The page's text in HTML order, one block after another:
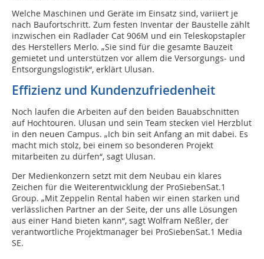
Welche Maschinen und Geräte im Einsatz sind, variiert je
nach Baufortschritt. Zum festen Inventar der Baustelle zählt
inzwischen ein Radlader Cat 906M und ein Teleskopstapler
des Herstellers Merlo. „Sie sind für die gesamte Bauzeit
gemietet und unterstützen vor allem die Versorgungs- und
Entsorgungslogistik“, erklärt Ulusan.
Effizienz und Kundenzufriedenheit
Noch laufen die Arbeiten auf den beiden Bauabschnitten
auf Hochtouren. Ulusan und sein Team stecken viel Herzblut
in den neuen Campus. „Ich bin seit Anfang an mit dabei. Es
macht mich stolz, bei einem so besonderen Projekt
mitarbeiten zu dürfen“, sagt Ulusan.
Der Medienkonzern setzt mit dem Neubau ein klares
Zeichen für die Weiterentwicklung der ProSiebenSat.1
Group. „Mit Zeppelin Rental haben wir einen starken und
verlässlichen Partner an der Seite, der uns alle Lösungen
aus einer Hand bieten kann“, sagt Wolfram Neßler, der
verantwortliche Projektmanager bei ProSiebenSat.1 Media
SE.